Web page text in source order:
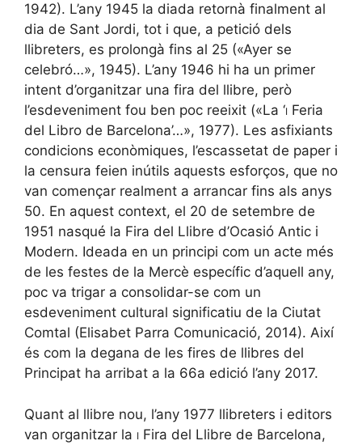
1942). L’any 1945 la diada retornà finalment al
dia de Sant Jordi, tot i que, a petició dels
llibreters, es prolongà fins al 25 («Ayer se
celebró…», 1945). L’any 1946 hi ha un primer
intent d’organitzar una fira del llibre, però
l’esdeveniment fou ben poc reeixit («La ‘i Feria
del Libro de Barcelona’…», 1977). Les asfixiants
condicions econòmiques, l’escassetat de paper i
la censura feien inútils aquests esforços, que no
van començar realment a arrancar fins als anys
50. En aquest context, el 20 de setembre de
1951 nasqué la Fira del Llibre d’Ocasió Antic i
Modern. Ideada en un principi com un acte més
de les festes de la Mercè específic d’aquell any,
poc va trigar a consolidar-se com un
esdeveniment cultural significatiu de la Ciutat
Comtal (Elisabet Parra Comunicació, 2014). Així
és com la degana de les fires de llibres del
Principat ha arribat a la 66a edició l’any 2017.
Quant al llibre nou, l’any 1977 llibreters i editors
van organitzar la i Fira del Llibre de Barcelona,